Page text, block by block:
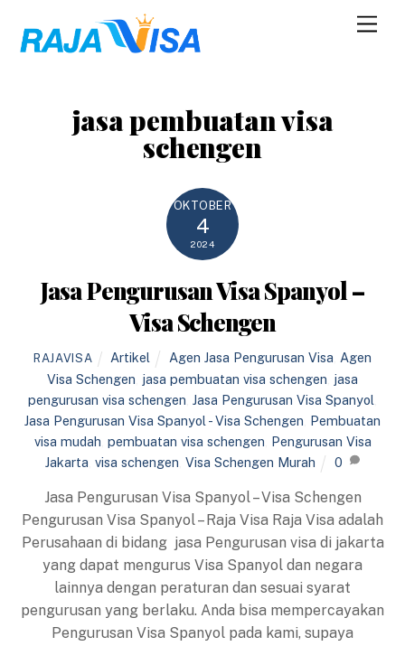
content
jasa pembuatan visa
schengen
OKTOBER
4
2024
Jasa Pengurusan Visa Spanyol –
Visa Schengen
RAJAVISA Artikel Agen Jasa Pengurusan Visa Agen
Visa Schengen jasa pembuatan visa schengen jasa
pengurusan visa schengen Jasa Pengurusan Visa Spanyol
Jasa Pengurusan Visa Spanyol - Visa Schengen Pembuatan
visa mudah pembuatan visa schengen Pengurusan Visa
Jakarta visa schengen Visa Schengen Murah 0
Jasa Pengurusan Visa Spanyol – Visa Schengen
Pengurusan Visa Spanyol – Raja Visa Raja Visa adalah
Perusahaan di bidang jasa Pengurusan visa di jakarta
yang dapat mengurus Visa Spanyol dan negara
lainnya dengan peraturan dan sesuai syarat
pengurusan yang berlaku. Anda bisa mempercayakan
Pengurusan Visa Spanyol pada kami, supaya